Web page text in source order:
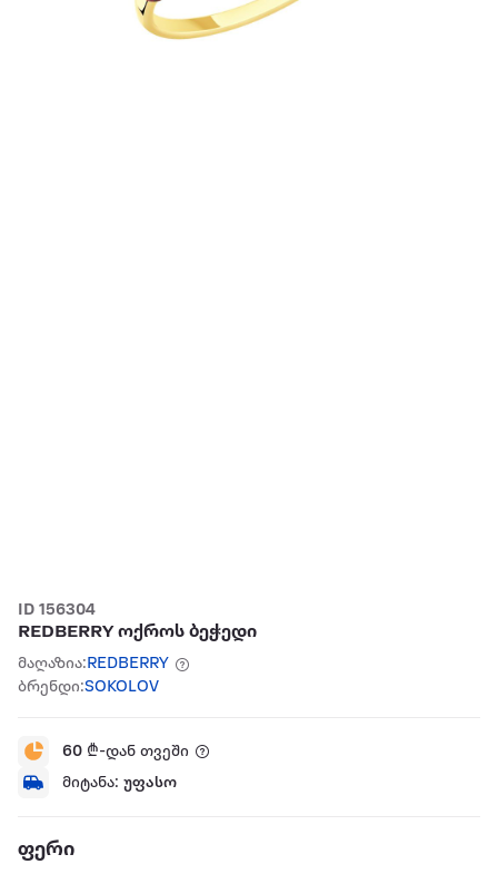
ID 156304
REDBERRY ოქროს ბეჭედი
მაღაზია:REDBERRY
ბრენდი:SOKOLOV
60 ₾-დან თვეში
მიტანა: უფასო
ფერი